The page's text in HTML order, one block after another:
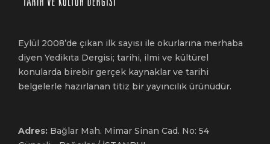
Eylül 2008’de çıkan ilk sayısı ile okurlarına merhaba
diyen Yedikıta Dergisi; tarihi, ilmi ve kültürel
konularda birebir gerçek kaynaklar ve tarihi
belgelerle hazırlanan titiz bir yayıncılık ürünüdür.
Adres: Bağlar Mah. Mimar Sinan Cad. No: 54